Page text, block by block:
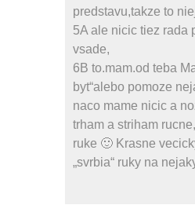
predstavu,takze to
5A ale nicic tiez rada
vsade,
6B to.mam.od teba
byt“alebo pomoze
naco mame nicic a
trham a striham
ruke 🙂 Krasne
„svrbia“ ruky na